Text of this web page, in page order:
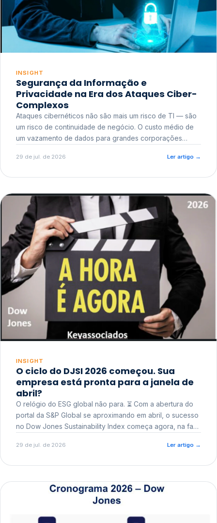
INSIGHT
Segurança da Informação e
Privacidade na Era dos Ataques Ciber-
Complexos
Ataques cibernéticos não são mais um risco de TI — são
um risco de continuidade de negócio. O custo médio de
um vazamento de dados para grandes corporações
reputacional e o risco regulatório junto a órgãos como a
29 de jul. de 2026 Ler artigo →
INSIGHT
O ciclo do DJSI 2026 começou. Sua
empresa está pronta para a janela de
abril?
O relógio do ESG global não para. ⏳ Com a abertura do
portal da S&P Global se aproximando em abril, o sucesso
no Dow Jones Sustainability Index começa agora, na fase
29 de jul. de 2026 Ler artigo →